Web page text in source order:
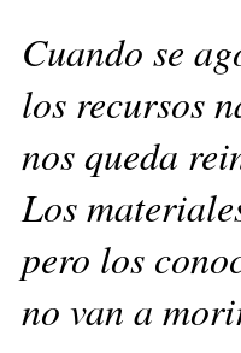
Cuando se
los recursos
nos queda
Los
pero los
no van a